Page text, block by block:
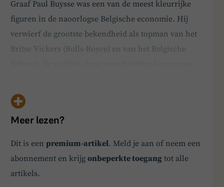
Graaf Paul Buysse was een van de meest kleurrijke
figuren in de naoorlogse Belgische economie. Hij
verwierf de grootste bekendheid als topman van het
Britse Vickers (Rolls-Royce) en van het Belgische
vertrouweling van het Belgische koningshuis en
koning Filip. "Ik ben een beetje een uniek beest in
Vl…
Meer lezen?
Dit is eenpremium-artikel. Meld je aan of neem een
abonnement en krijgonbeperkte toegang tot alle
artikels.
BoardBuddy